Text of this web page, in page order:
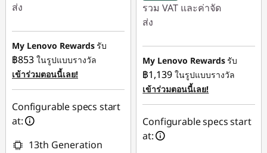
ส่ง
ประหยัดทันที :-
฿11,417.06
การประหยัด
eCoupon :-฿621.46
ใช้ eCoupon :
88SALETH
My Lenovo Rewardsรับ
฿853 ในรูปแบบรางวัล
เข้าร่วมตอนนี้เลย!
Configurable specs start
at:
13th Generation
รวม VAT และค่าจัด
ส่ง
ประหยัดทันที :-
฿13,399.93
หรือ
eCoupon :
฿13,768.06
My Lenovo Rewardsรับ
฿1,139 ในรูปแบบรางวัล
เข้าร่วมตอนนี้เลย!
Configurable specs start
at: